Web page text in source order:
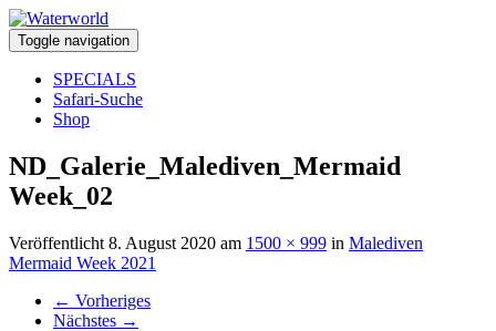
Toggle navigation
SPECIALS
Safari-Suche
Shop
ND_Galerie_Malediven_Mermaid
Week_02
Veröffentlicht 8. August 2020 am 1500 × 999 in Malediven
Mermaid Week 2021
← Vorheriges
Nächstes →